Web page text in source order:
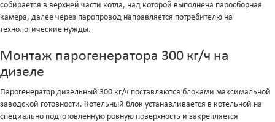
собирается в верхней части котла, над которой выполнена паросборная
камера, далее через паропровод направляется потребителю на
технологические нужды.
Монтаж парогенератора 300 кг/ч на
дизеле
Парогенератор дизельный 300 кг/ч поставляются блоками максимальной
заводской готовности. Котельный блок устанавливается в котельной на
специально подготовленную ровную поверхность и закрепляется